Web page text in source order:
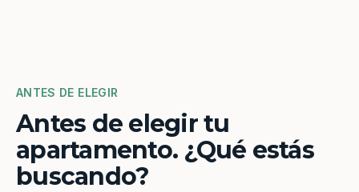
ANTES DE ELEGIR
Antes de elegir tu
apartamento. ¿Qué estás
buscando?